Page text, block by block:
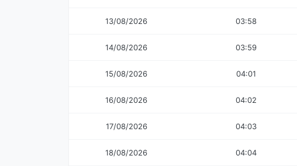
13/08/2026 03:58
14/08/2026 03:59
15/08/2026 04:01
16/08/2026 04:02
17/08/2026 04:03
18/08/2026 04:04